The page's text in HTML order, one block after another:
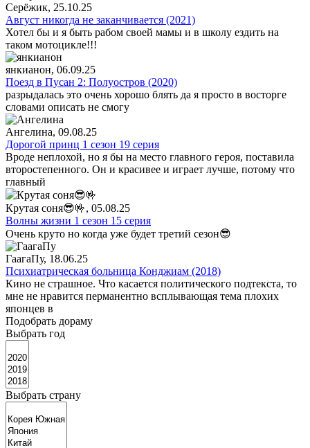
Серёжик, 25.10.25
Август никогда не заканчивается (2021)
Хотел бы и я быть рабом своей мамы и в школу ездить на
таком мотоцикле!!!
янкианон, 06.09.25
Поезд в Пусан 2: Полуостров (2020)
разрыдалась это очень хорошо блять да я просто в восторге
словами описать не смогу
Ангелина, 09.08.25
Дорогой принц 1 сезон 19 серия
Вроде неплохой, но я бы на место главного героя, поставила
второстепенного. Он и красивее и играет лучше, потому что
главный
Крутая соня😎🤟, 05.08.25
Волны жизни 1 сезон 15 серия
Очень круто но когда уже будет третий сезон😎
ГаагаПу, 18.06.25
Психиатрическая больница Конджиам (2018)
Кино не страшное. Что касается политического подтекста, то
мне не нравится перманентно всплывающая тема плохих
японцев в
Подобрать дораму
Выбрать год
Выбрать страну